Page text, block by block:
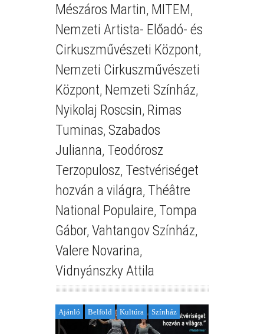
Mészáros Martin, MITEM,
Nemzeti Artista- Előadó- és
Cirkuszművészeti Központ,
Nemzeti Cirkuszművészeti
Központ, Nemzeti Színház,
Nyikolaj Roscsin, Rimas
Tuminas, Szabados
Julianna, Teodórosz
Terzopulosz, Testvériséget
hozván a világra, Théâtre
National Populaire, Tompa
Gábor, Vahtangov Színház,
Valere Novarina,
Vidnyánszky Attila
Ajánló Belföld Kultúra Színház